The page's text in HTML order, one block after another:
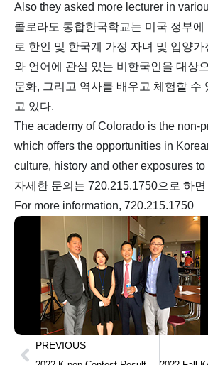
Also they asked more lecturer in
콜로라도 통합한국학교는 미국 정부에
로 한인 및 한국계 가정 자녀 및 입양
와 언어에 관심 있는 비한국인을 대상
문화, 그리고 역사를 배우고 체험할 수
고 있다.
The academy of Colorado is the non-
which offers the opportunities in
culture, history and other exposures to
자세한 문의는 720.215.1750으로 하면
For more information, 720.215.1750
PREVIOUS